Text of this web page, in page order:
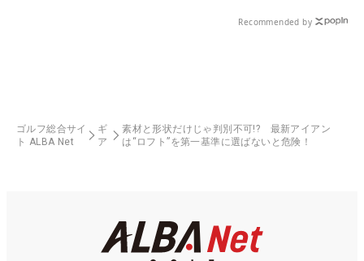
Recommended by
ゴルフ総合サイ
ト ALBA Net
ギ
ア
素材と形状だけじゃ判別不可!? 最新アイアン
は“ロフト”を第一基準に選ばないと危険！